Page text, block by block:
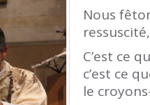
Nous
C’est ce
c’est ce
le